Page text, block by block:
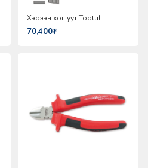
Хэрээн хошуут Toptul
DGBE2110
70,400₮